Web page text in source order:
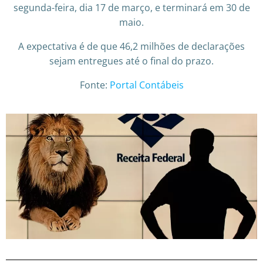
segunda-feira, dia 17 de março, e terminará em 30 de
maio.
A expectativa é de que 46,2 milhões de declarações
sejam entregues até o final do prazo.
Fonte: Portal Contábeis